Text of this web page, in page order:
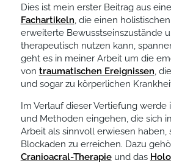
Dies ist mein erster Beitrag aus
Fachartikeln, die einen
erweiterte Bewusstseinszustände
therapeutisch nutzen kann,
geht es in meiner Arbeit um die
von traumatischen Ereignissen,
und sogar zu körperlichen
Im Verlauf dieser Vertiefung werde
und Methoden eingehen, die sich
Arbeit als sinnvoll erwiesen haben,
Blockaden zu erreichen. Dazu
Cranioacral-Therapieund das